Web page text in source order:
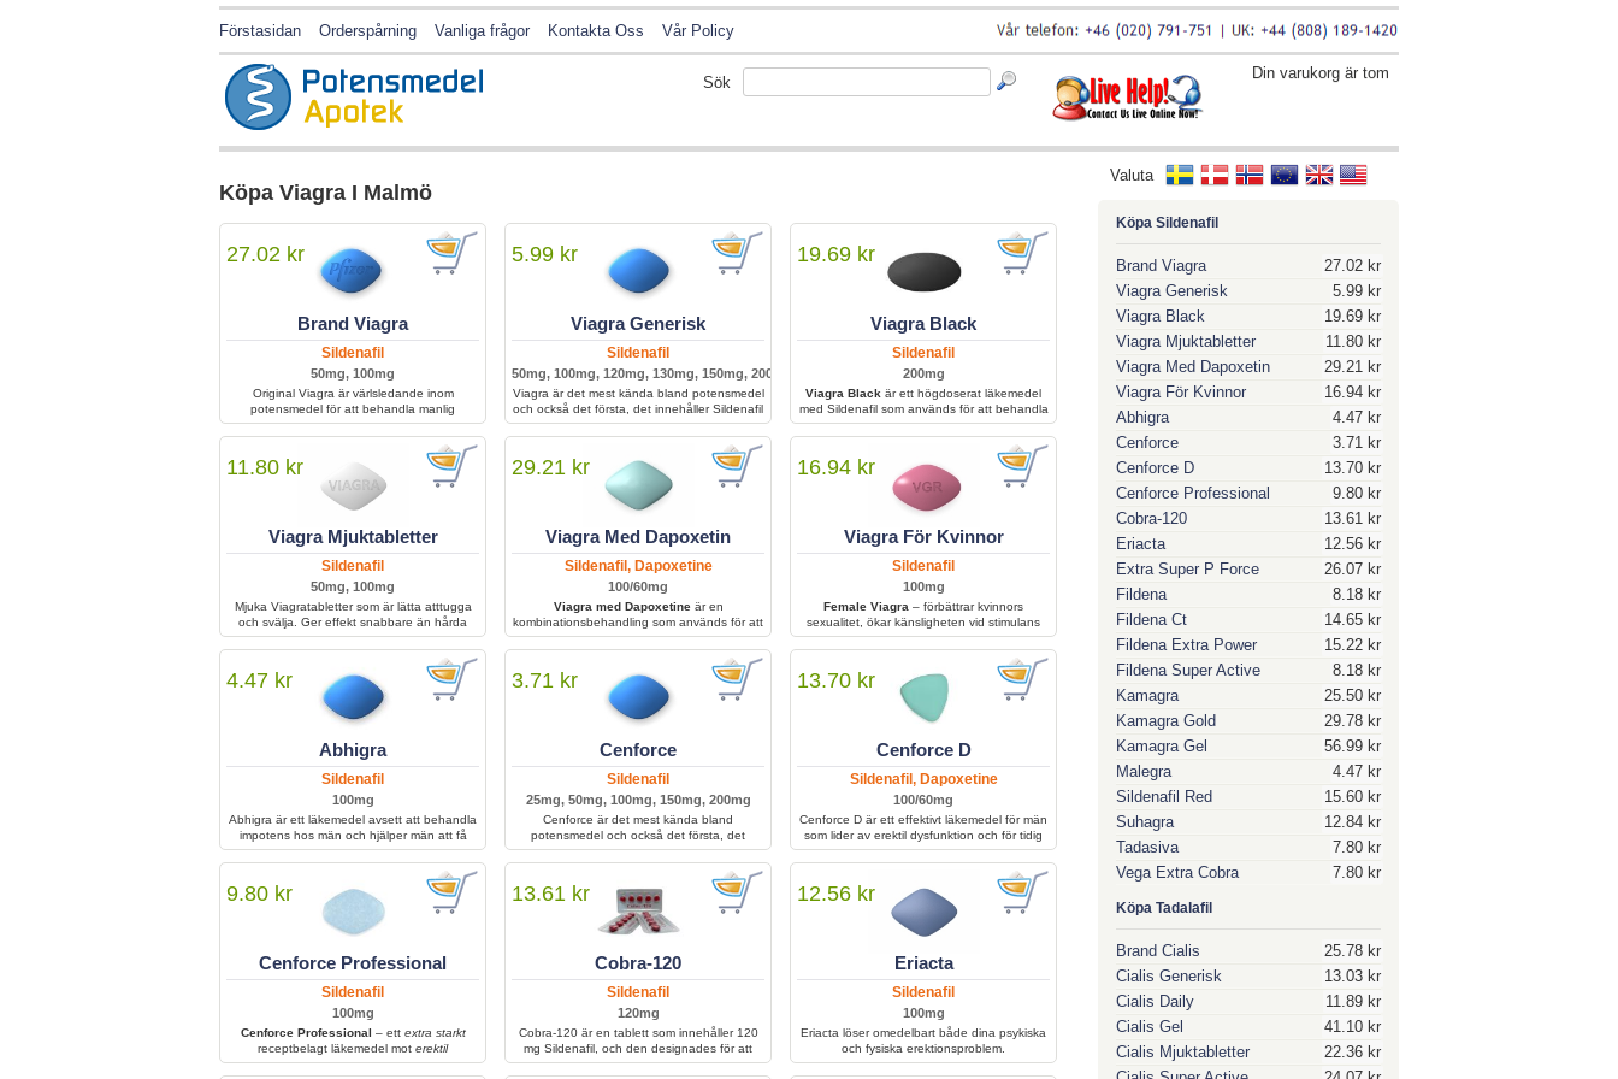
Förstasidan Orderspårning Vanliga frågor Kontakta Oss Vår Policy
Din varukorg är tom
Sök
Köpa Viagra I Malmö
27.02 kr
Brand Viagra
Sildenafil
50mg, 100mg
Original Viagra är värlsledande inom
potensmedel för att behandla manlig
impotens. Viagra är världskänd för att ha
botat miljontals män världen över, med deras
5.99 kr
Viagra Generisk
Sildenafil
50mg, 100mg, 120mg, 130mg, 150mg, 200mg
Viagra är det mest kända bland potensmedel
och också det första, det innehåller Sildenafil
och hjälper män med svårigheter att
bibehålla sin erektion tillräckligt länge för att
19.69 kr
Viagra Black
Sildenafil
200mg
Viagra Black är ett högdoserat läkemedel
med Sildenafil som används för att behandla
erektil dysfunktion hos män som behöver
starkare effekt. Det ger långvariga resultat
och förbättrad sexuell prestation i fall där
vanliga ED-behandlingar inte är tillräckliga.
11.80 kr
Viagra Mjuktabletter
Sildenafil
50mg, 100mg
Mjuka Viagratabletter som är lätta atttugga
och svälja. Ger effekt snabbare än hårda
tabletter då de upptas avdin kropp snabbare,
den aktiva substansen är i dessa Sildenafil.
29.21 kr
Viagra Med Dapoxetin
Sildenafil, Dapoxetine
100/60mg
Viagra med Dapoxetineär en
kombinationsbehandling som används för att
behandla erektil dysfunktion och för tidig
utlösning. Den hjälper män att uppnå och
behålla en erektion samtidigt som kontrollen
över klimax förbättras för ökad sexuell
prestation och tillfredsställelse.
16.94 kr
Viagra För Kvinnor
Sildenafil
100mg
Female Viagra – förbättrar kvinnors
sexualitet, ökar känsligheten vid stimulans
och hjälper till att uppnå intensiv sexuell
tillfredsställelse med starkare upplevelser.
4.47 kr
Abhigra
Sildenafil
100mg
Abhigra är ett läkemedel avsett att behandla
impotens hos män och hjälper män att få
erektion för sexuell aktivitet samt att behålla
den under den speciella tiden. Du ska bara
ta Abhigra om du lider av impotens. Den
vanligaste dosen för detta läkemedel är en
100 mg tablett. Detta läkemedel faller under
klassificeringen PDE-5-hämmare, vilket är
Användning av Abhigra kommer att
att höja blodflödet till penis.
3.71 kr
Cenforce
Sildenafil
25mg, 50mg, 100mg, 150mg, 200mg
Cenforce är det mest kända bland
potensmedel och också det första, det
innehåller Sildenafil och hjälper män med
svårigheter att bibehålla sin erektion
tillräckligt länge för att kunna ha bra sex.
13.70 kr
Cenforce D
Sildenafil, Dapoxetine
100/60mg
Cenforce D är ett effektivt läkemedel för män
som lider av erektil dysfunktion och för tidig
utlösning. Kombinationen av två aktiva
ingredienser gör att behandlingen förbättrar
blodflödet, stärker erektionen och förlänger
samlaget. Med regelbunden användning kan
Cenforce D bidra till ökad självkänsla, bättre
sexuell prestanda och större tillfredsställelse i
9.80 kr
Cenforce Professional
Sildenafil
100mg
Cenforce Professional – ett extra starkt
receptbelagt läkemedel mot erektil
dysfunktion; börjar verka snabbare än vanlig
13.61 kr
Cobra-120
Sildenafil
120mg
Cobra-120 är en tablett som innehåller 120
mg Sildenafil, och den designades för att
behandla ett tillstånd som kallas erektil
12.56 kr
Eriacta
Sildenafil
100mg
Eriacta löser omedelbart både dina psykiska
och fysiska erektionsproblem.
Valuta
Köpa Sildenafil
Brand Viagra
27.02 kr
Viagra Generisk
5.99 kr
Viagra Black
19.69 kr
Viagra Mjuktabletter
11.80 kr
Viagra Med Dapoxetin
29.21 kr
Viagra För Kvinnor
16.94 kr
Abhigra
4.47 kr
Cenforce
3.71 kr
Cenforce D
13.70 kr
Cenforce Professional
9.80 kr
Cobra-120
13.61 kr
Eriacta
12.56 kr
Extra Super P Force
26.07 kr
Fildena
8.18 kr
Fildena Ct
14.65 kr
Fildena Extra Power
15.22 kr
Fildena Super Active
8.18 kr
Kamagra
25.50 kr
Kamagra Gold
29.78 kr
Kamagra Gel
56.99 kr
Malegra
4.47 kr
Sildenafil Red
15.60 kr
Suhagra
12.84 kr
Tadasiva
7.80 kr
Vega Extra Cobra
7.80 kr
Köpa Tadalafil
Brand Cialis
25.78 kr
Cialis Generisk
13.03 kr
Cialis Daily
11.89 kr
Cialis Gel
41.10 kr
Cialis Mjuktabletter
22.36 kr